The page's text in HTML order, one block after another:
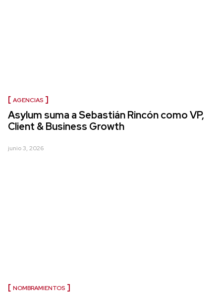
AGENCIAS
Asylum suma a Sebastián Rincón como VP,
Client & Business Growth
junio 3, 2026
NOMBRAMIENTOS